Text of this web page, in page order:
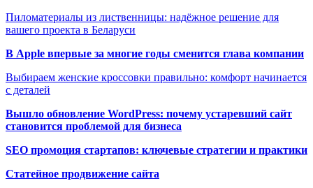
Пиломатериалы из лиственницы: надёжное решение для
вашего проекта в Беларуси
В Apple впервые за многие годы сменится глава компании
Выбираем женские кроссовки правильно: комфорт начинается
с деталей
Вышло обновление WordPress: почему устаревший сайт
становится проблемой для бизнеса
SEO промоция стартапов: ключевые стратегии и практики
Статейное продвижение сайта